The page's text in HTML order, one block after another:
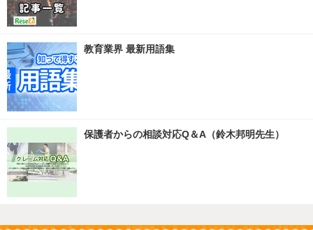
教育業界 最新用語集
保護者からの相談対応Q＆A（鈴木邦明先生）